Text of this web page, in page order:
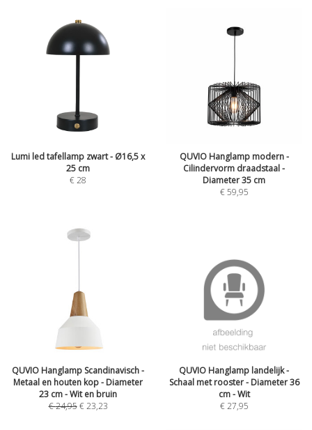
Lumi led tafellamp zwart - Ø16,5 x
25 cm
€28
QUVIO Hanglamp modern -
Cilindervorm draadstaal -
Diameter 35 cm
€59,95
QUVIO Hanglamp Scandinavisch -
Metaal en houten kop - Diameter
23 cm - Wit en bruin
€24,95 €23,23
QUVIO Hanglamp landelijk -
Schaal met rooster - Diameter 36
cm - Wit
€27,95